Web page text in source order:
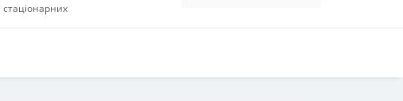
стаціонарних